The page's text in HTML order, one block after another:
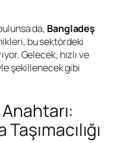
da, Bangladeş
bu sektördeki
Gelecek, hızlı ve
şekillenecek gibi
Anahtarı: